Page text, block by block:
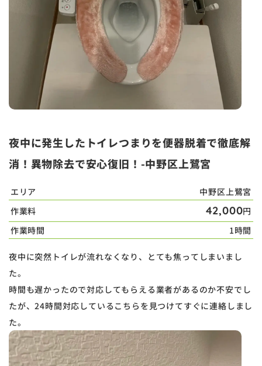
夜中に発生したトイレつまりを便器脱着で徹底解
消！異物除去で安心復旧！-中野区上鷺宮
エリア
中野区上鷺宮
作業料
42,000円
作業時間
1時間
夜中に突然トイレが流れなくなり、とても焦ってしまいまし
た。
時間も遅かったので対応してもらえる業者があるのか不安でし
たが、24時間対応しているこちらを見つけてすぐに連絡しまし
た。